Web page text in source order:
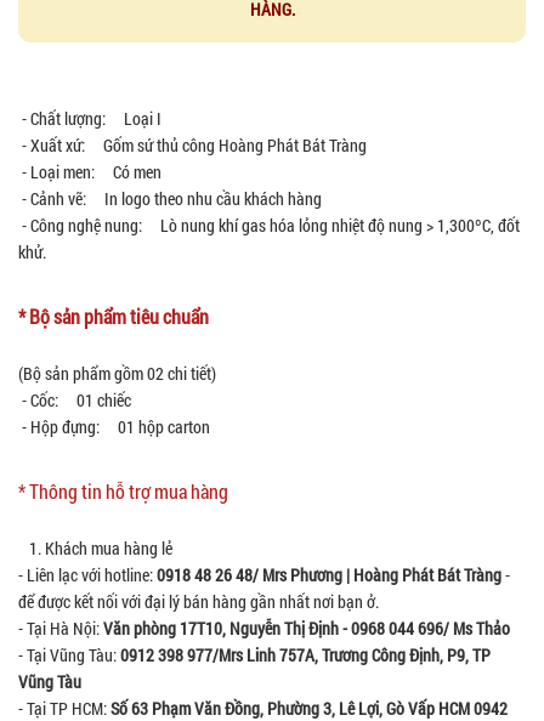
HÀNG.
- Chất lượng: Loại I
- Xuất xứ: Gốm sứ thủ công Hoàng Phát Bát Tràng
- Loại men: Có men
- Cảnh vẽ: In logo theo nhu cầu khách hàng
- Công nghệ nung: Lò nung khí gas hóa lỏng nhiệt độ nung > 1,300ºC, đốt
khử.
* Bộ sản phẩm tiêu chuẩn
(Bộ sản phẩm gồm 02 chi tiết)
- Cốc: 01 chiếc
- Hộp đựng: 01 hộp carton
* Thông tin hỗ trợ mua hàng
1. Khách mua hàng lẻ
- Liên lạc với hotline:0918 48 26 48/ Mrs Phương | Hoàng Phát Bát Tràng-
để được kết nối với đại lý bán hàng gần nhất nơi bạn ở.
- Tại Hà Nội:Văn phòng 17T10, Nguyễn Thị Định - 0968 044 696/ Ms Thảo
- Tại Vũng Tàu:0912 398 977/Mrs Linh757A, Trương Công Định, P9, TP
Vũng Tàu
- Tại TP HCM:Số 63 Phạm Văn Đồng, Phường 3, Lê Lợi, Gò Vấp HCM 0942